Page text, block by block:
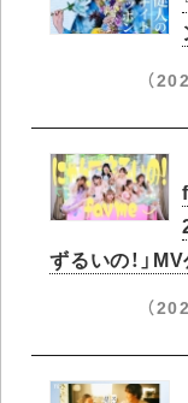
（
ずるいの！」
（